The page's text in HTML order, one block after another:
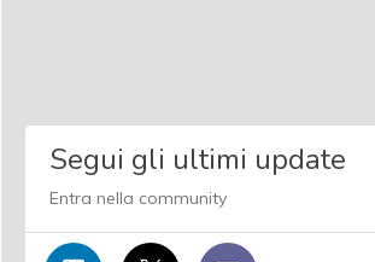
Segui gli ultimi update
Entra nella community